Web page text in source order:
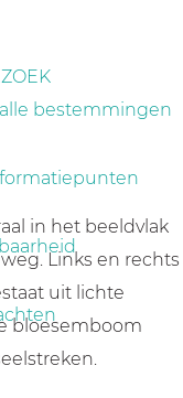
bestemmingen
in het beeldvlak
Links en rechts
uit lichte
bloesemboom